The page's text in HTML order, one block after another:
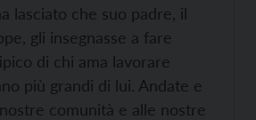
lasciato che suo padre, il
gli insegnasse a fare
di chi ama lavorare
più grandi di lui. Andate e
comunità e alle nostre